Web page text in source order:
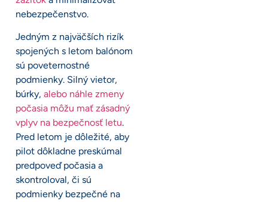
nebezpečenstvo.
Jedným z najväčších rizík
spojených s letom balónom
sú poveternostné
podmienky. Silný vietor,
búrky, alebo náhle zmeny
počasia môžu mať zásadný
vplyv na bezpečnosť letu.
Pred letom je dôležité, aby
pilot dôkladne preskúmal
predpoveď počasia a
skontroloval, či sú
podmienky bezpečné na